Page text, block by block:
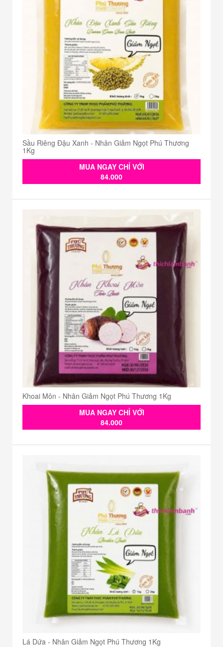
Sầu Riêng Đậu Xanh - Nhân Giảm Ngọt Phú Thương
1Kg
MUA NGAY CHỈ VỚI
84.000
Khoai Môn - Nhân Giảm Ngọt Phú Thương 1Kg
MUA NGAY CHỈ VỚI
84.000
Lá Dứa - Nhân Giảm Ngọt Phú Thương 1Kg